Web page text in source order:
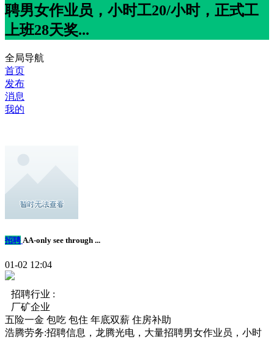
聘男女作业员，小时工20/小时，正式工
上班28天奖...
全局导航
首页
发布
消息
我的
招聘 AA-only see through ...
01-02 12:04
招聘行业 :
厂矿企业
五险一金 包吃 包住 年底双薪 住房补助
浩腾劳务:招聘信息，龙腾光电，大量招聘男女作业员，小时